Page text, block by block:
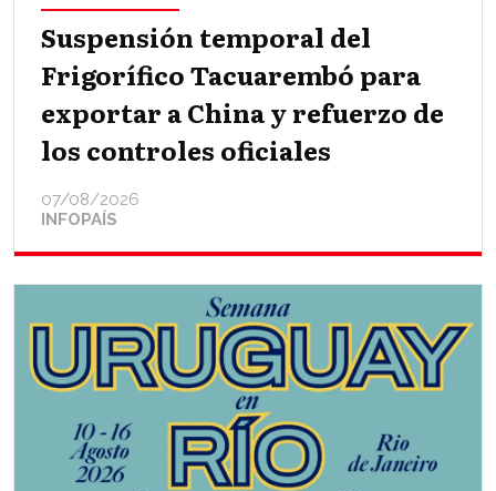
Suspensión temporal del
Frigorífico Tacuarembó para
exportar a China y refuerzo de
los controles oficiales
INFOPAÍS
07/08/2026